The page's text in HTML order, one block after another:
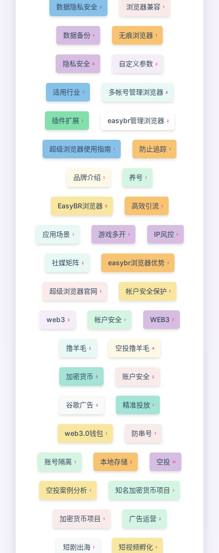
数据隐私安全 2 浏览器兼容 1
数据备份 1 无痕浏览器 1
隐私安全 5 自定义参数 2
适用行业 1 多帐号管理浏览器 6
插件扩展 1 easybr管理浏览器 2
超级浏览器使用指南 1 防止追踪 1
品牌介绍 1 养号 1
EasyBR浏览器 5 高效引流 1
应用场景 1 游戏多开 1 IP风控 1
社媒矩阵 2 easybr浏览器优势 1
超级浏览器官网 1 帐户安全保护 1
web3 3 帐户安全 1 WEB3 7
撸羊毛 2 空投撸羊毛 4
加密货币 5 账户安全 2
谷歌广告 3 精准投放 1
web3.0钱包 1 防串号 1
账号隔离 1 本地存储 2 空投 11
空投案例分析 1 知名加密货币项目 1
加密货币项目 1 广告运营 2
短剧出海 1 短视频孵化 1